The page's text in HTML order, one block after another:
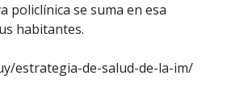
policlínica se suma en esa
habitantes.
estrategia-de-salud-de-la-im/